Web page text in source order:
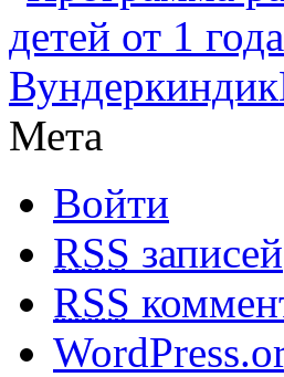
Мета
Войти
RSS записей
RSS